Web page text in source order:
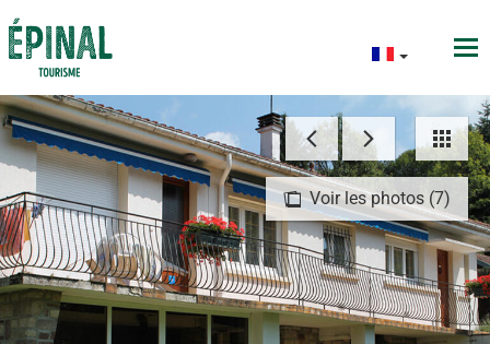
Voir les photos (7)